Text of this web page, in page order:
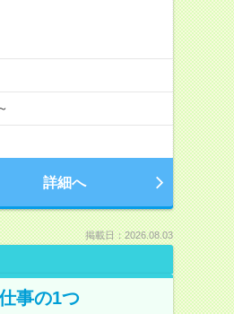
詳細へ
掲載日：2026.08.03
事の1つ